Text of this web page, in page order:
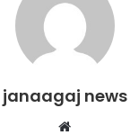
janaagaj news
Website